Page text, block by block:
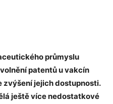
průmyslu
patentů u vakcín
zvýšení jejich dostupnosti.
ještě více nedostatkové